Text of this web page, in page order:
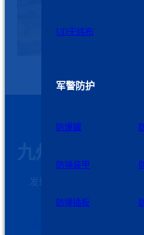
UD无纬布
军警防护
防爆罐
防弹装甲
防弹插板
九州星际科技
发现需求和解决问题是我
客户加强与